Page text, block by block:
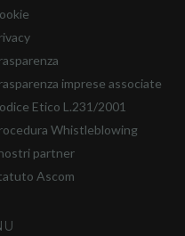
imprese associate
Etico L.231/2001
Whistleblowing
partner
Ascom